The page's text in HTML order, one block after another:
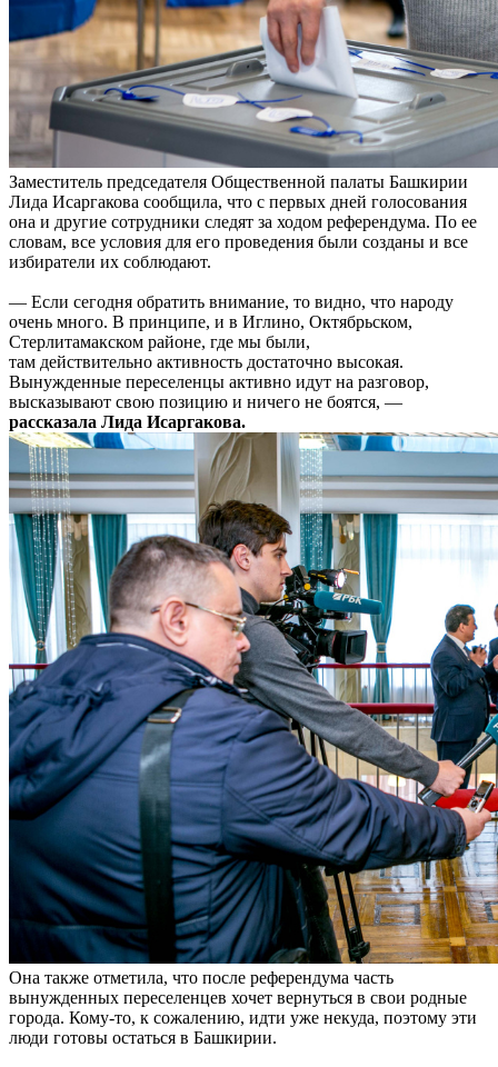
Заместитель председателя Общественной палаты Башкирии
Лида Исаргакова сообщила, что с первых дней голосования
она и другие сотрудники следят за ходом референдума. По ее
словам, все условия для его проведения были созданы и все
избиратели их соблюдают.
— Если сегодня обратить внимание, то видно, что народу
очень много. В принципе, и в Иглино, Октябрьском,
Стерлитамакском районе, где мы были,
там действительно активность достаточно высокая.
Вынужденные переселенцы активно идут на разговор,
высказывают свою позицию и ничего не боятся, —
рассказала Лида Исаргакова.
Она также отметила, что после референдума часть
вынужденных переселенцев хочет вернуться в свои родные
города. Кому-то, к сожалению, идти уже некуда, поэтому эти
люди готовы остаться в Башкирии.